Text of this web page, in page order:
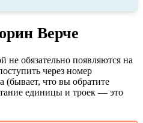
Верче
обязательно появляются на
через номер
что вы обратите
единицы и троек — это